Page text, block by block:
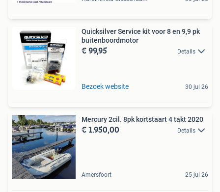
Quicksilver Service kit voor 8 en 9,9 pk
buitenboordmotor
€ 99,95 Details
Bezoek website 30 jul 26
Mercury 2cil. 8pk kortstaart 4 takt 2020
€ 1.950,00 Details
Amersfoort 25 jul 26